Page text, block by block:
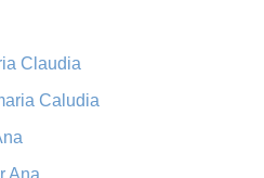
Claudia
Caludia